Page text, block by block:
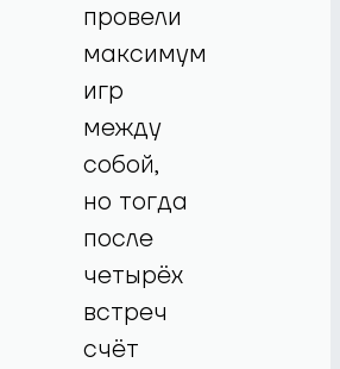
провели
максимум
игр
между
собой,
но тогда
после
четырёх
встреч
счёт